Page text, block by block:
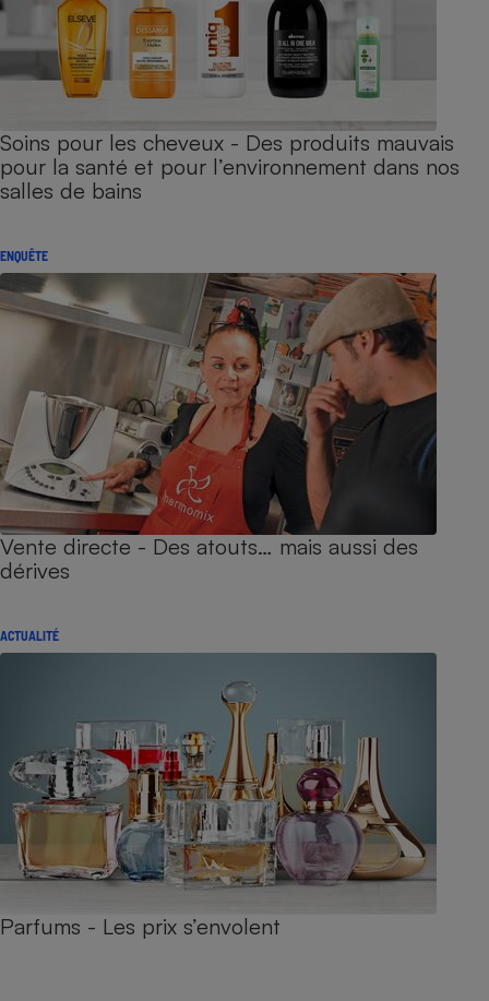
Soins pour les cheveux - Des produits mauvais
pour la santé et pour l’environnement dans nos
salles de bains
ENQUÊTE
Vente directe - Des atouts… mais aussi des
dérives
ACTUALITÉ
Parfums - Les prix s’envolent